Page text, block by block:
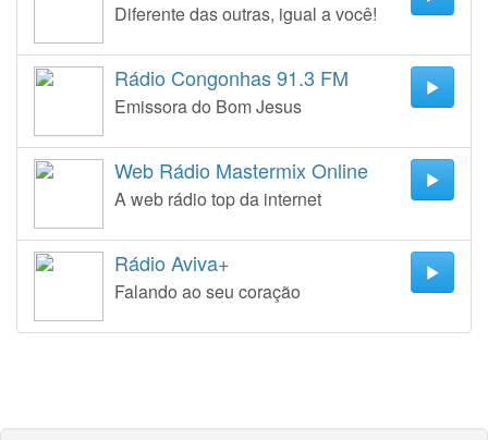
Diferente das outras, igual a você!
Rádio Congonhas 91.3 FM
Emissora do Bom Jesus
Web Rádio Mastermix Online
A web rádio top da internet
Rádio Aviva+
Falando ao seu coração